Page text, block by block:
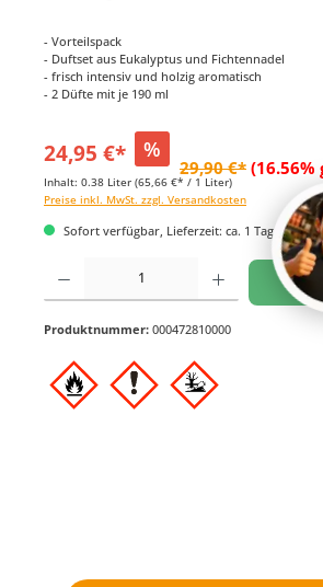
- Vorteilspack
- Duftset aus Eukalyptus und Fichtennadel
- frisch intensiv und holzig aromatisch
- 2 Düfte mit je 190 ml
24,95 €* %
29,90 €* (16.56%
Inhalt: 0.38 Liter (65,66 €* / 1 Liter)
Preise inkl. MwSt. zzgl. Versandkosten
Sofort verfügbar, Lieferzeit: ca. 1 Tag
Produkt Anzahl: Gib den gewünschten Wert ein
In
Produktnummer: 000472810000